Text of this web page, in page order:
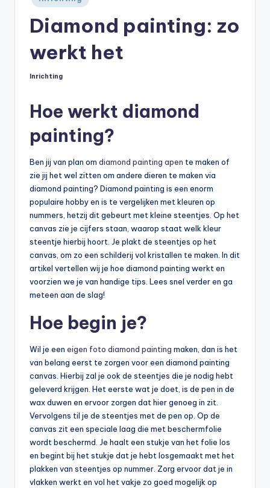
in
Diamond painting: zo
werkt het
Geplaatst
Inrichting
Hoe werkt diamond
painting?
Ben jij van plan om diamond painting apen te maken of
zie jij het wel zitten om andere dieren te maken via
diamond painting? Diamond painting is een enorm
populaire hobby en is te vergelijken met kleuren op
nummers, hetzij dit gebeurt met kleine steentjes. Op het
canvas zie je cijfers staan, waarop staat welk kleur
steentje hierbij hoort. Je plakt de steentjes op het
canvas, om zo een schilderij vol kristallen te maken. In dit
artikel vertellen wij je hoe diamond painting werkt en
voorzien we je van handige tips. Lees snel verder en ga
meteen aan de slag!
Hoe begin je?
Wil je een eigen foto diamond painting maken, dan is het
van belang eerst te zorgen voor een diamond painting
canvas. Hierbij zal je ook de steentjes die je nodig hebt
geleverd krijgen. Het eerste wat je doet, is de pen in de
wax duwen en ervoor zorgen dat hier genoeg in zit.
Vervolgens til je de steentjes met de pen op. Op de
canvas zit een speciale laag die met beschermfolie
wordt beschermd. Je haalt een stukje van het folie los
en begint bij het stukje dat je hebt losgemaakt met het
plakken van steentjes op nummer. Zorg ervoor dat je in
vlakken werkt en vol het vakje zo goed mogelijk op